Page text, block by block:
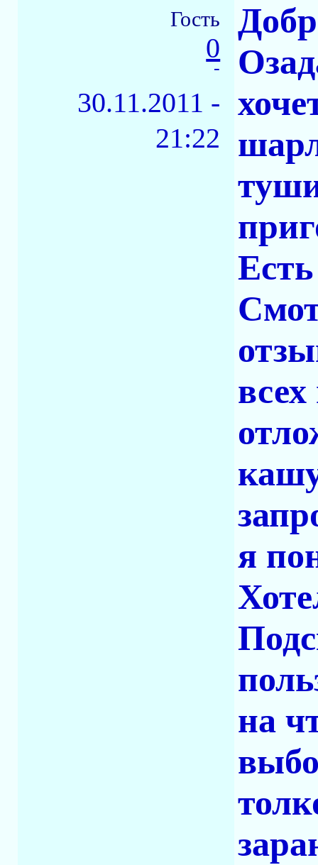
Гость
0
-
30.11.2011 -
21:22
я
на